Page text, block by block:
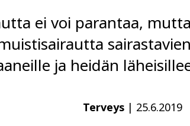
ei voi parantaa,
ja heidän
Terveys | 25.6.2019